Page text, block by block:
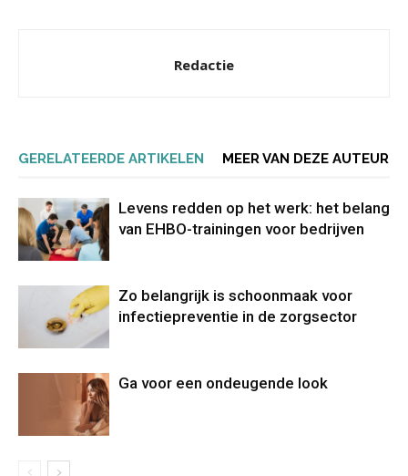
Redactie
GERELATEERDE ARTIKELEN MEER VAN DEZE AUTEUR
Levens redden op het werk: het belang
van EHBO-trainingen voor bedrijven
Zo belangrijk is schoonmaak voor
infectiepreventie in de zorgsector
Ga voor een ondeugende look